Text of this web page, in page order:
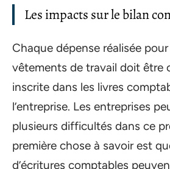
Les impacts sur le bilan
Chaque dépense réalisée
vêtements de travail doit être
inscrite dans les livres
l’entreprise. Les entreprises
plusieurs difficultés dans ce
première chose à savoir est
d’écritures comptables